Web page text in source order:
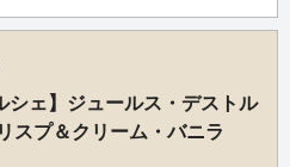
シェ】ジュールス・デストル
スプ＆クリーム・バニラ